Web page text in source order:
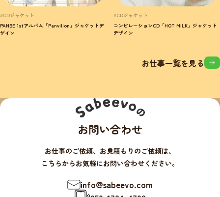
#CDジャケット
PANBE 1stアルバム「Panvilion」ジャケットデ
ザイン
#CDジャケット
コンピレーションCD「HOT MiLK」ジャケット
デザイン
お仕事一覧を見る
お問い合わせ
お仕事のご依頼、お見積もりのご依頼は、
こちらからお気軽にお問い合わせください。
info@sabeevo.com